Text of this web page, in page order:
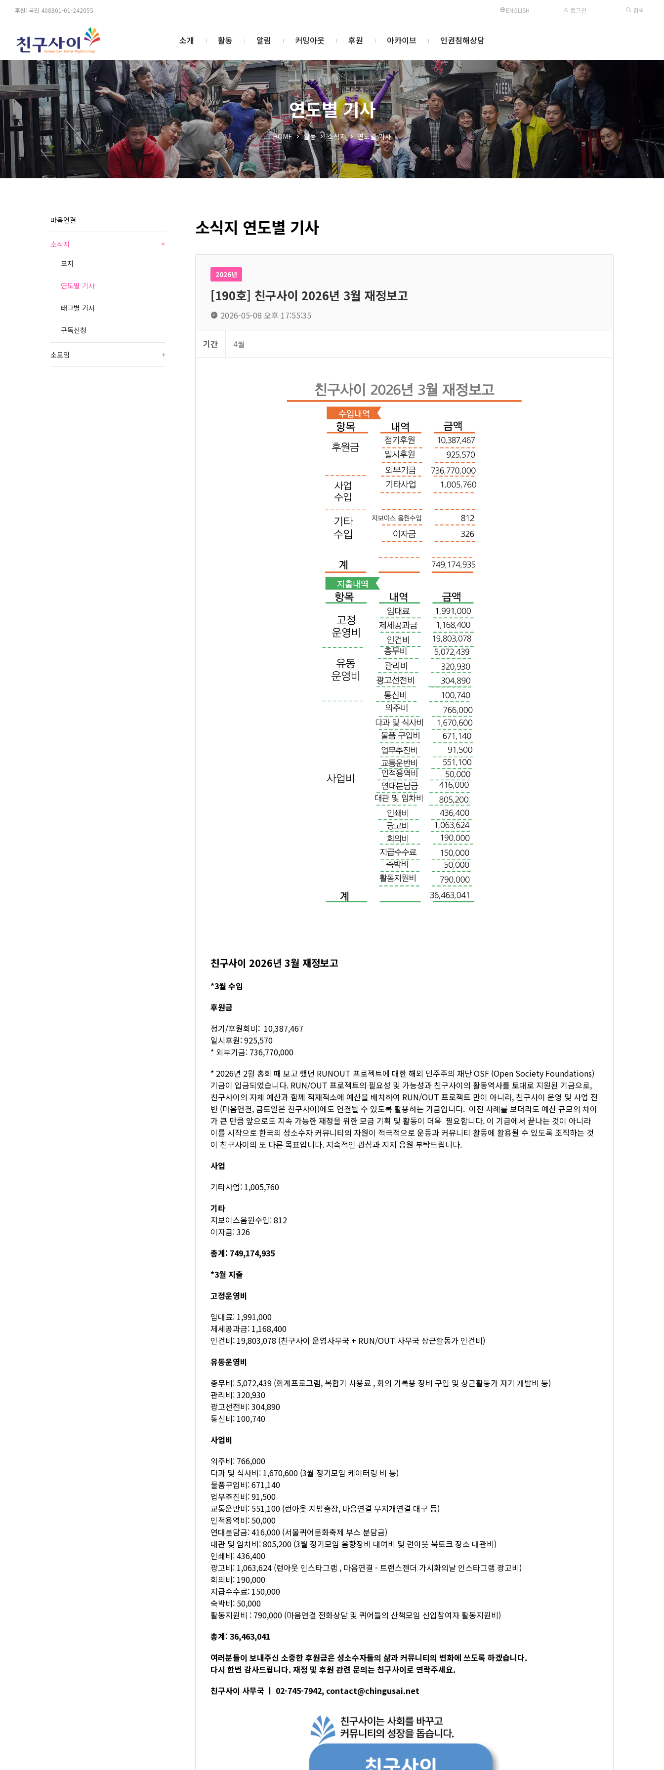
후원: 국민 408801-01-242055 ENGLISH 로그인 검색
소개 활동 알림 커밍아웃 후원 아카이브 인권침해상담
연도별 기사
HOME 활동 소식지 연도별 기사
마음연결
소식지 +
표지
연도별 기사
태그별 기사
구독신청
소모임 +
소식지 연도별 기사
2026년
[190호] 친구사이 2026년 3월 재정보고
2026-05-08 오후 17:55:35
기간 4월
친구사이 2026년 3월 재정보고
*3월 수입
후원금
정기/후원회비: 10,387,467
일시후원: 925,570
* 외부기금: 736,770,000
* 2026년 2월 총회 때 보고 했던 RUNOUT 프로젝트에 대한 해외 민주주의 재단 OSF (Open Society Foundations)
기금이 입금되었습니다. RUN/OUT 프로젝트의 필요성 및 가능성과 친구사이의 활동역사를 토대로 지원된 기금으로,
친구사이의 자체 예산과 함께 적재적소에 예산을 배치하여 RUN/OUT 프로젝트 만이 아니라, 친구사이 운영 및 사업 전
반 (마음연결, 금토일은 친구사이)에도 연결될 수 있도록 활용하는 기금입니다. 이전 사례를 보더라도 예산 규모의 차이
가 큰 만큼 앞으로도 지속 가능한 재정을 위한 모금 기획 및 활동이 더욱 필요합니다. 이 기금에서 끝나는 것이 아니라
이를 시작으로 한국의 성소수자 커뮤니티의 자원이 적극적으로 운동과 커뮤니티 활동에 활용될 수 있도록 조직하는 것
이 친구사이의 또 다른 목표입니다. 지속적인 관심과 지지 응원 부탁드립니다.
사업
기타사업: 1,005,760
기타
지보이스음원수입: 812
이자금: 326
총계: 749,174,935
*3월 지출
고정운영비
임대료: 1,991,000
제세공과금: 1,168,400
인건비: 19,803,078 (친구사이 운영사무국 + RUN/OUT 사무국 상근활동가 인건비)
유동운영비
총무비: 5,072,439 (회계프로그램, 복합기 사용료 , 회의 기록용 장비 구입 및 상근활동가 자기 개발비 등)
관리비: 320,930
광고선전비: 304,890
통신비: 100,740
사업비
외주비: 766,000
다과 및 식사비: 1,670,600 (3월 정기모임 케이터링 비 등)
물품구입비: 671,140
업무추진비: 91,500
교통운반비: 551,100 (런아웃 지방출장, 마음연결 무지개연결 대구 등)
인적용역비: 50,000
연대분담금: 416,000 (서울퀴어문화축제 부스 분담금)
대관 및 임차비: 805,200 (3월 정기모임 음향장비 대여비 및 런아웃 북토크 장소 대관비)
인쇄비: 436,400
광고비: 1,063,624 (런아웃 인스타그램 , 마음연결 - 트랜스젠더 가시화의날 인스타그램 광고비)
회의비: 190,000
지급수수료: 150,000
숙박비: 50,000
활동지원비 : 790,000 (마음연결 전화상담 및 퀴어들의 산책모임 신입참여자 활동지원비)
총계: 36,463,041
여러분들이 보내주신 소중한 후원금은 성소수자들의 삶과 커뮤니티의 변화에 쓰도록 하겠습니다.
다시 한번 감사드립니다. 재정 및 후원 관련 문의는 친구사이로 연락주세요.
친구사이 사무국 ㅣ 02-745-7942, contact@chingusai.net